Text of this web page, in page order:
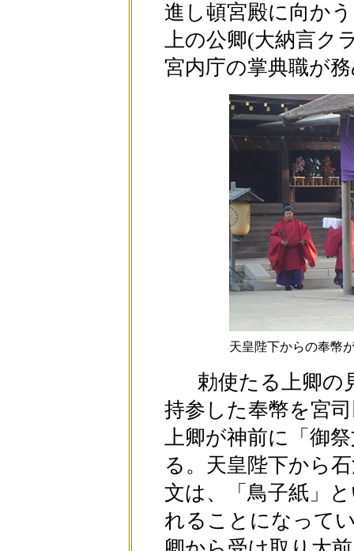
進し頓宮殿に向か
上の公卿(大納言ク
宮内庁の掌典職が
天皇陛下からの奉幣
勅使たる上卿の
持参した奉幣を宮
上卿が神前に「御
る。天皇陛下から
文は、「鳥子紙」
れることになって